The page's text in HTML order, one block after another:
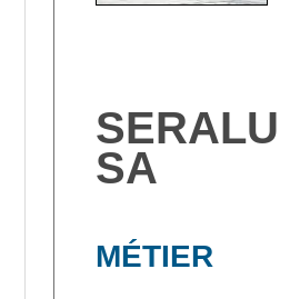
SERALU
SA
MÉTIER